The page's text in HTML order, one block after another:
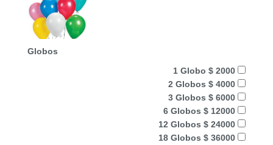
Globos
1 Globo $ 2000
2 Globos $ 4000
3 Globos $ 6000
6 Globos $ 12000
12 Globos $ 24000
18 Globos $ 36000